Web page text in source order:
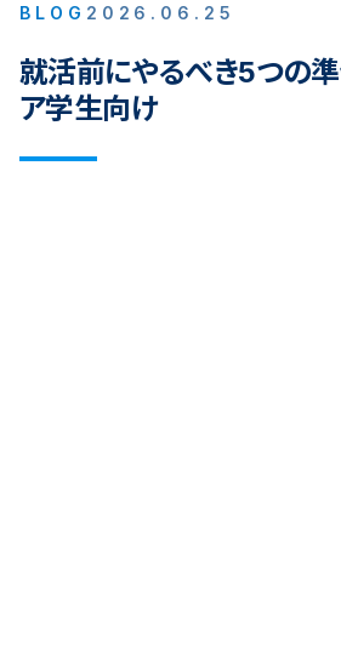
BLOG 2026.06.25
就活前にやるべき5つの
ア学生向け